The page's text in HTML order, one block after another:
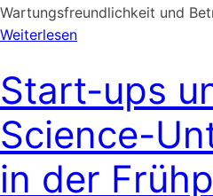
Wartungsfreundlichkeit und
Weiterlesen
Start-ups
Science-
in der